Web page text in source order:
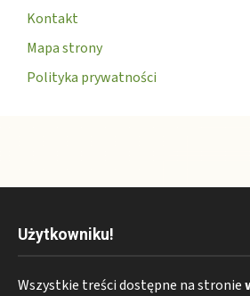
Kontakt
Mapa strony
Polityka prywatności
Użytkowniku!
Wszystkie treści dostępne na stronie